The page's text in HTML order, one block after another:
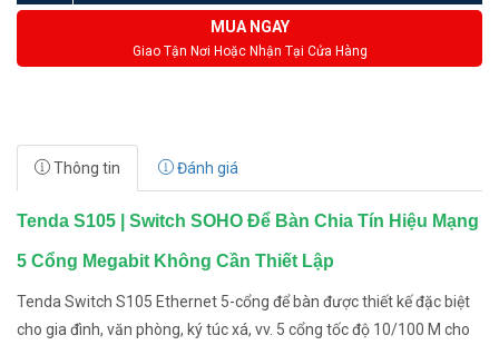
MUA NGAY
Giao Tận Nơi Hoặc Nhận Tại Cửa Hàng
Thông tin Đánh giá
Tenda S105 | Switch SOHO Để Bàn Chia Tín Hiệu Mạng
5 Cổng Megabit Không Cần Thiết Lập
Tenda Switch S105 Ethernet 5-cổng để bàn được thiết kế đặc biệt
cho gia đình, văn phòng, ký túc xá, vv. 5 cổng tốc độ 10/100 M cho